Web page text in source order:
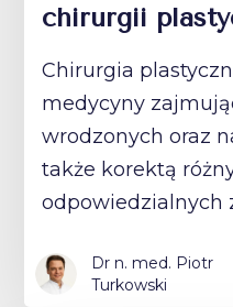
chirurgii
Chirurgia
medycyny
wrodzonych oraz
także korektą
odpowiedzialnych
Dr n. med. Piotr
Turkowski